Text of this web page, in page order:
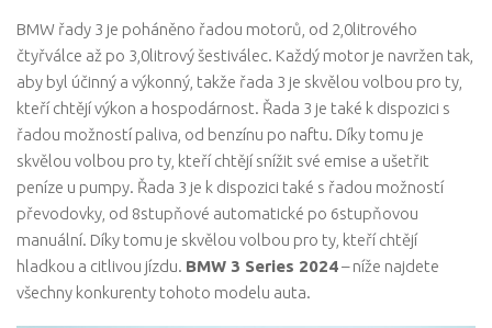
BMW řady 3 je poháněno řadou motorů, od 2,0litrového
čtyřválce až po 3,0litrový šestiválec. Každý motor je navržen tak,
aby byl účinný a výkonný, takže řada 3 je skvělou volbou pro ty,
kteří chtějí výkon a hospodárnost. Řada 3 je také k dispozici s
řadou možností paliva, od benzínu po naftu. Díky tomu je
skvělou volbou pro ty, kteří chtějí snížit své emise a ušetřit
peníze u pumpy. Řada 3 je k dispozici také s řadou možností
převodovky, od 8stupňové automatické po 6stupňovou
manuální. Díky tomu je skvělou volbou pro ty, kteří chtějí
hladkou a citlivou jízdu. BMW 3 Series 2024– níže najdete
všechny konkurenty tohoto modelu auta.